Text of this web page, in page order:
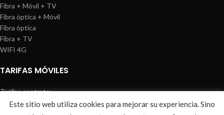
Fibra + Móvil + TV
Fibra óptica + Móvil
Fibra óptica
Fibra + TV
WIFI 4G
TARIFAS MÓVILES
Tarifas contrato
Tarifas prepago
Este sitio web utiliza cookies para mejorar su experiencia. Sino